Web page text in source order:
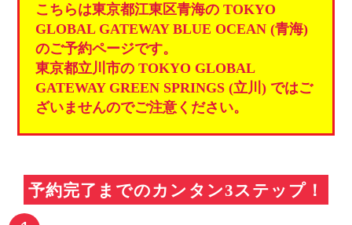
こちらは東京都江東区青海の TOKYO
GLOBAL GATEWAY BLUE OCEAN (青海)
のご予約ページです。
東京都立川市の TOKYO GLOBAL
GATEWAY GREEN SPRINGS (立川) ではご
ざいませんのでご注意ください。
予約完了までのカンタン3ステップ！